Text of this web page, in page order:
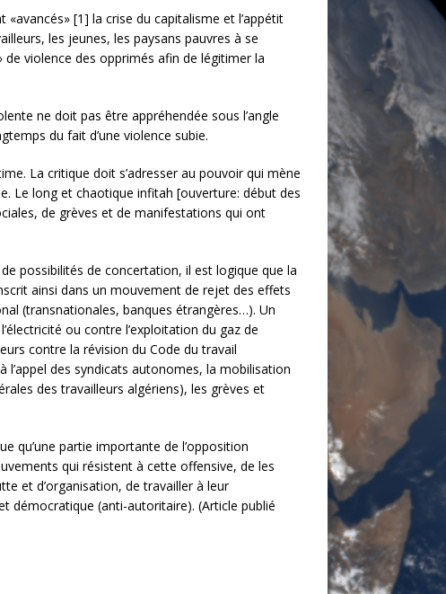
[1] la crise du capitalisme et l’appétit
les jeunes, les paysans pauvres à se
violence des opprimés afin de légitimer la
ne doit pas être appréhendée sous l’angle
du fait d’une violence subie.
La critique doit s’adresser au pouvoir qui mène
Le long et chaotique infitah [ouverture: début des
de grèves et de manifestations qui ont
possibilités de concertation, il est logique que la
ainsi dans un mouvement de rejet des effets
(transnationales, banques étrangères…). Un
ou contre l’exploitation du gaz de
contre la révision du Code du travail
des syndicats autonomes, la mobilisation
des travailleurs algériens), les grèves et
qu’une partie importante de l’opposition
qui résistent à cette offensive, de les
et d’organisation, de travailler à leur
démocratique (anti-autoritaire). (Article publié